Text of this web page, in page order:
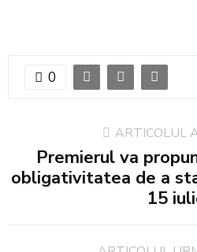
0
ARTICOLUL
Premierul va
obligativitatea de a
15